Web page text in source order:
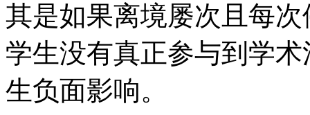
其是如果离境屡次且每
学生没有真正参与到学
生负面影响。